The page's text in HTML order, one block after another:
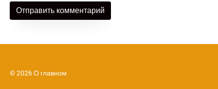
© 2026 О главном